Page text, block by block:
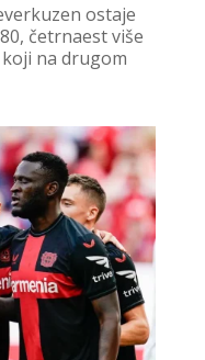
ostaje
četrnaest više
na drugom